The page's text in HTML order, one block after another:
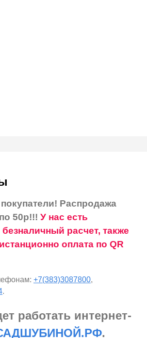
Распродажа
50р!!! У нас есть
расчет, также
оплата по QR
+7(383)3087800,
.
работать интернет-
.